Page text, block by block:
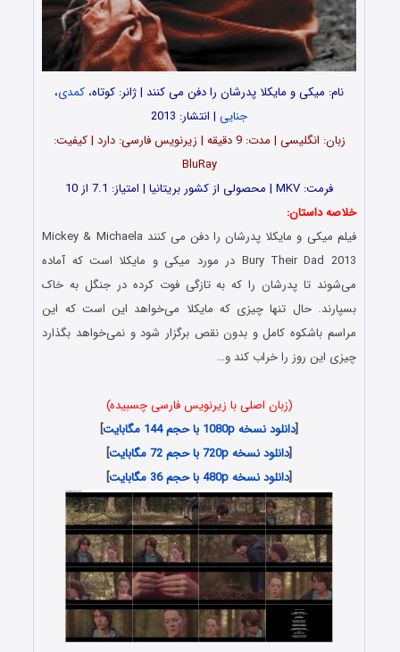
نام: میکی و مایکلا پدرشان را دفن می کنند | ژانر: کوتاه، کمدی،
جنایی | انتشار: 2013
زبان: انگلیسی | مدت: 9 دقیقه | زیرنویس فارسی: دارد | کیفیت:
BluRay
فرمت: MKV | محصولی از کشور بریتانیا | امتیاز: 7.1 از 10
خلاصه داستان:
فیلم میکی و مایکلا پدرشان را دفن می کنند Mickey & Michaela
Bury Their Dad 2013 در مورد میکی و مایکلا است که آماده
می‌شوند تا پدرشان را که به تازگی فوت کرده در جنگل به خاک
بسپارند. حال تنها چیزی که مایکلا می‌خواهد این است که این
مراسم باشکوه کامل و بدون نقص برگزار شود و نمی‌خواهد بگذارد
چیزی این روز را خراب کند و…
(زبان اصلی با زیرنویس فارسی چسبیده)
[دانلود نسخه 1080p با حجم 144 مگابایت
]
[دانلود نسخه 720p با حجم 72 مگابایت
]
[دانلود نسخه 480p با حجم 36 مگابایت ]